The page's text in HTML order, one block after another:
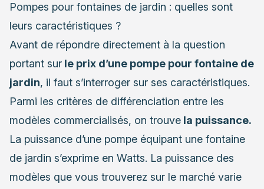
Pompes pour fontaines de jardin : quelles sont
leurs caractéristiques ?
Avant de répondre directement à la question
portant sur le prix d’une pompe pour fontaine de
jardin, il faut s’interroger sur ses caractéristiques.
Parmi les critères de différenciation entre les
modèles commercialisés, on trouve la puissance.
La puissance d’une pompe équipant une fontaine
de jardin s’exprime en Watts. La puissance des
modèles que vous trouverez sur le marché varie